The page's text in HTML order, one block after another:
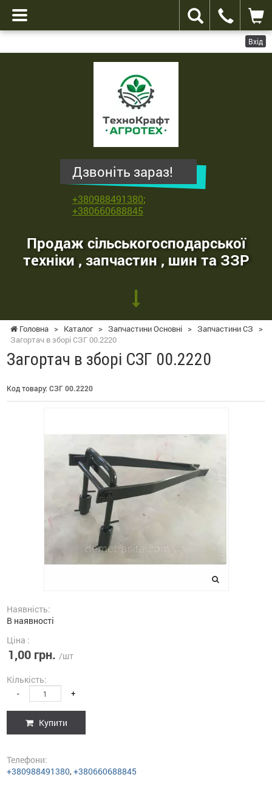
Вхід
сільськогосподарської
Дзвоніть зараз!
+380988491380;
+380660688845
Продаж сільськогосподарської
техніки , запчастин , шин та ЗЗР
Головна > Каталог > Запчастини Основні > Запчастини СЗ
>
Загортач в зборі СЗГ 00.2220
Загортач в зборі СЗГ 00.2220
Код товару: СЗГ 00.2220
Наявність:
В наявності
Ціна :
1,00 грн. /шт
Кількість:
- +
Купити
Телефони:
+380988491380,+380660688845